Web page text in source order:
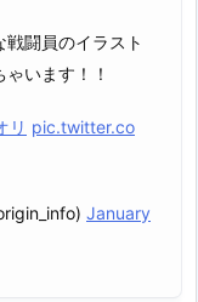
闘員のイラスト
います！！
リ pic.twitter.co
January